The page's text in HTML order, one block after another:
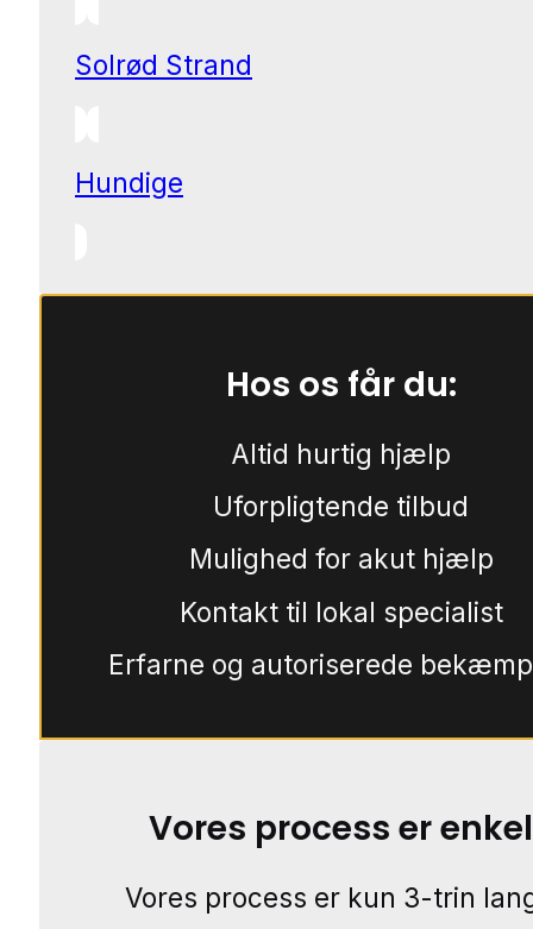
Solrød Strand
Hundige
Hos os får du:
Altid hurtig hjælp
Uforpligtende tilbud
Mulighed for akut hjælp
Kontakt til lokal specialist
Erfarne og autoriserede
Vores process er enkel
Vores process er kun 3-trin